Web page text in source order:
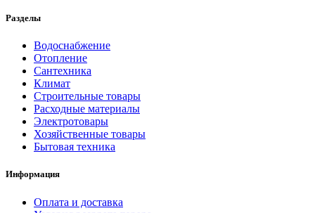
Разделы
Водоснабжение
Отопление
Сантехника
Климат
Строительные товары
Расходные материалы
Электротовары
Хозяйственные товары
Бытовая техника
Информация
Оплата и доставка